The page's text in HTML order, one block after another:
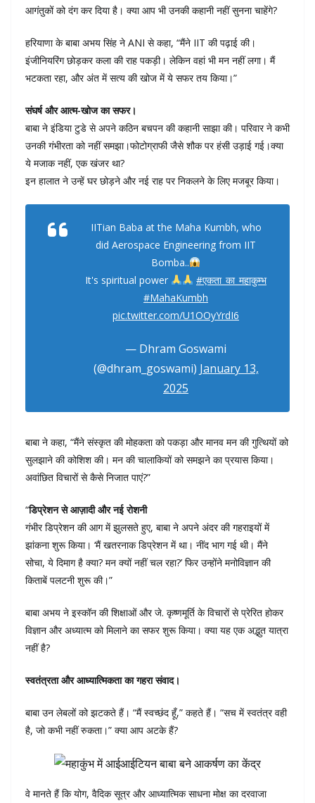
आगंतुकों को दंग कर दिया है। क्या आप भी उनकी कहानी नहीं सुनना चाहेंगे?
हरियाणा के बाबा अभय सिंह ने ANI से कहा, “मैंने IIT की पढ़ाई की।
इंजीनियरिंग छोड़कर कला की राह पकड़ी। लेकिन वहां भी मन नहीं लगा। मैं
भटकता रहा, और अंत में सत्य की खोज में ये सफर तय किया।”
संघर्ष और आत्म-खोज का सफर।
बाबा ने इंडिया टुडे से अपने कठिन बचपन की कहानी साझा की। परिवार ने कभी
उनकी गंभीरता को नहीं समझा।फोटोग्राफी जैसे शौक पर हंसी उड़ाई गई।क्या
ये मजाक नहीं, एक खंजर था?
इन हालात ने उन्हें घर छोड़ने और नई राह पर निकलने के लिए मजबूर किया।
IITian Baba at the Maha Kumbh, who
did Aerospace Engineering from IIT
Bomba..
It's spiritual power
#एकता_का_महाकुम्भ
#MahaKumbh
pic.twitter.com/U1OOyYrdI6
— Dhram Goswami
(@dhram_goswami) January 13,
2025
बाबा ने कहा, “मैंने संस्कृत की मोहकता को पकड़ा और मानव मन की गुत्थियों को
सुलझाने की कोशिश की। मन की चालाकियों को समझने का प्रयास किया।
अवांछित विचारों से कैसे निजात पाएं?”
“डिप्रेशन से आज़ादी और नई रोशनी
गंभीर डिप्रेशन की आग में झुलसते हुए, बाबा ने अपने अंदर की गहराइयों में
झांकना शुरू किया। ‘मैं खतरनाक डिप्रेशन में था। नींद भाग गई थी। मैंने
सोचा, ये दिमाग है क्या? मन क्यों नहीं चल रहा?’ फिर उन्होंने मनोविज्ञान की
किताबें पलटनी शुरू की।”
बाबा अभय ने इस्कॉन की शिक्षाओं और जे. कृष्णमूर्ति के विचारों से प्रेरित होकर
विज्ञान और अध्यात्म को मिलाने का सफर शुरू किया। क्या यह एक अद्भुत यात्रा
नहीं है?
स्वतंत्रता और आध्यात्मिकता का गहरा संवाद।
बाबा उन लेबलों को झटकते हैं। “मैं स्वच्छंद हूँ,” कहते हैं। “सच में स्वतंत्र वही
है, जो कभी नहीं रुकता।” क्या आप अटके हैं?
वे मानते हैं कि योग, वैदिक सूत्र और आध्यात्मिक साधना मोक्ष का दरवाजा